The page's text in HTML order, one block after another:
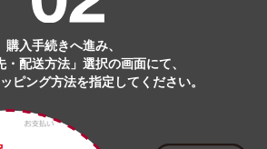
購入手続きへ進み、
・配送方法」選択の画面にて、
ピング方法を指定してください。